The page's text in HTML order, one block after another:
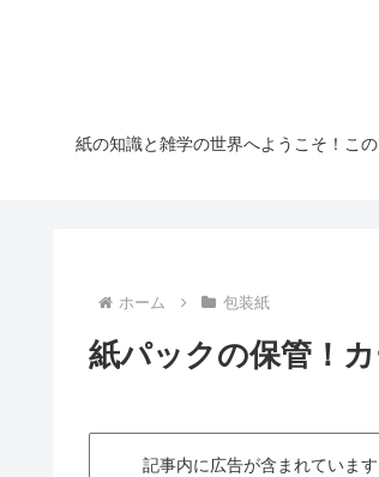
紙の知識と雑学の世界へようこそ！こ
ホーム 包装紙
紙パックの保管！
記事内に広告が含まれていま